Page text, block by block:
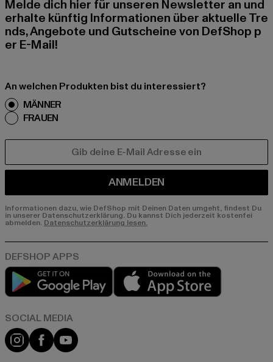
Melde dich hier für unseren Newsletter an und
erhalte künftig Informationen über aktuelle Tre
nds, Angebote und Gutscheine von DefShop p
er E-Mail!
An welchen Produkten bist du interessiert?
MÄNNER
FRAUEN
ANMELDEN
Informationen dazu, wie DefShop mit Deinen Daten umgeht, findest Du
in unserer Datenschutzerklärung. Du kannst Dich jederzeit kostenfei
abmelden. Datenschutzerklärung lesen.
Play market
Instagram
FacebookYouTube